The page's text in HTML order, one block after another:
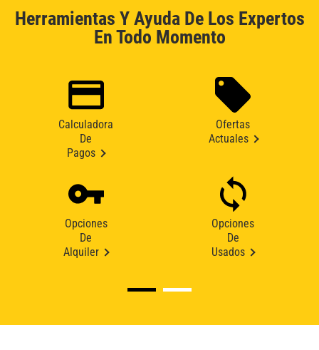
Herramientas Y Ayuda De Los Expertos
En Todo Momento
Calculadora
De
Pagos
Ofertas
Actuales
Opciones
De
Alquiler
Opciones
De
Usados